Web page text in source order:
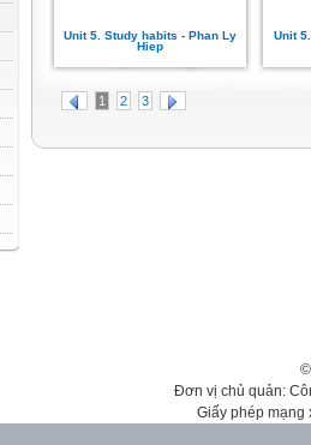
Unit 5. Study habits - Phan Ly
Hiep
Unit
1 2 3
Đơn vị chủ quản:
Giấy phép mạng